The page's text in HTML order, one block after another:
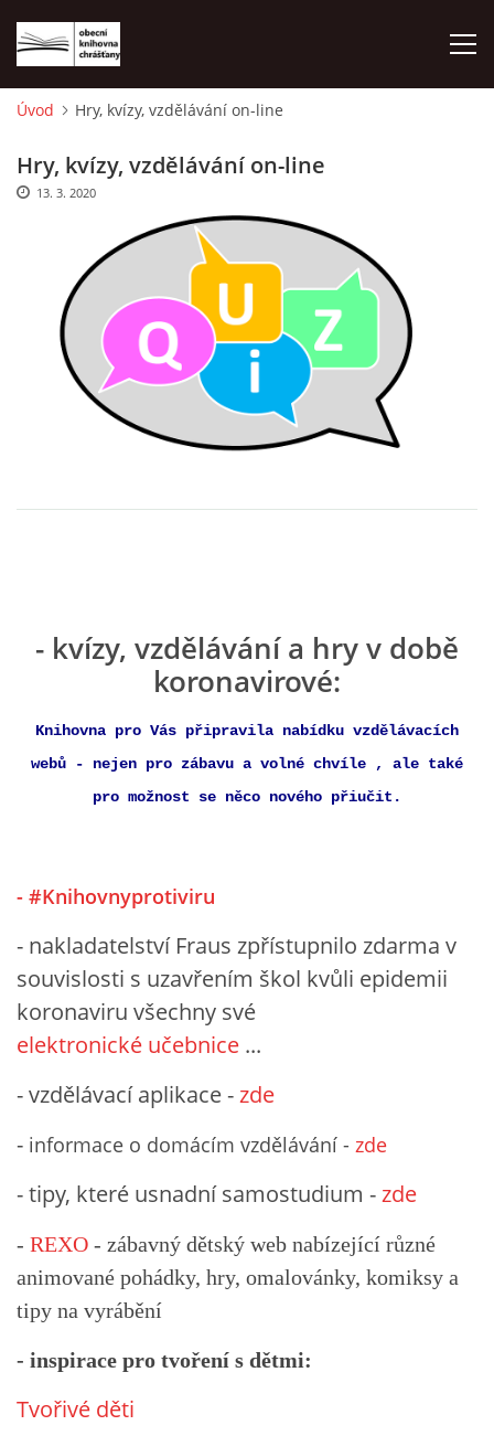
LETNÍ KINO 2026
VÝPŮJČNÍ DOBA
KONTAKTY
ON-LINE KATALOG
"KNIHOBUDKY"
ČASOSBĚRY - CHRÁŠŤANY
PROJEKT FLYNN "KNIHOVNA" CARSEN
GRANTY A DOTACE
MOBILNÍ APLIKACE
VÝZNAČNÍ RODÁCI
FOTOALBUM
PODĚKOVÁNÍ
SLUŽBY
Úvod Hry, kvízy, vzdělávání on-line
Hry, kvízy, vzdělávání on-line
13. 3. 2020
- kvízy, vzdělávání a hry v době
koronavirové:
Knihovna pro Vás připravila nabídku vzdělávacích
webů - nejen pro zábavu a volné chvíle , ale také
pro možnost se něco nového přiučit.
- #Knihovnyprotiviru
- nakladatelství Fraus zpřístupnilo zdarma v
souvislosti s uzavřením škol kvůli epidemii
koronaviru všechny své
elektronické učebnice ...
- vzdělávací aplikace -zde
- informace o domácím vzdělávání - zde
- tipy, které usnadní samostudium -zde
- REXO - zábavný dětský web nabízející různé
animované pohádky, hry, omalovánky, komiksy a
tipy na vyrábění
- inspirace pro tvoření s dětmi:
Tvořivé děti
Výsledky hledání